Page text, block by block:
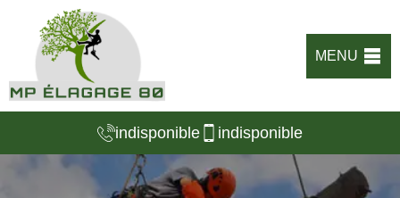
MENU
indisponible indisponible